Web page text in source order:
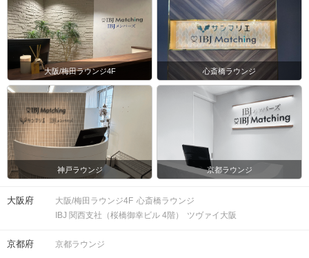
人数
8対8程度で進行予定。（最少開催人
数：4対4）
※募集締め切り以降のキャンセルによ
っては男女差が変動する場合がござい
ます。
持ち物
スマートフォン・顔写真付きの身分証
（運転免許証、マイナンバーカード、
飲み物
ソフトドリンク付き
服装 清潔感のある服装でお越しください。
大阪/梅田ラウンジ4F 心斎橋ラウンジ
神戸ラウンジ 京都ラウンジ
大阪府 大阪/梅田ラウンジ4F 心斎橋ラウンジ
IBJ 関西支社（桜橋御幸ビル 4階）
ツヴァイ大阪
京都府 京都ラウンジ